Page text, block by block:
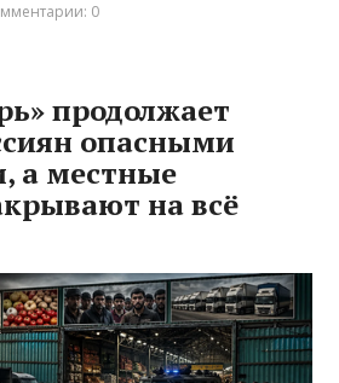
0
продолжает
опасными
а местные
на всё